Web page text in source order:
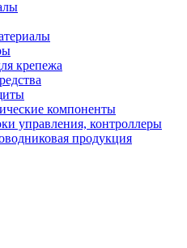
крепежа
компоненты
управления, контроллеры
продукция